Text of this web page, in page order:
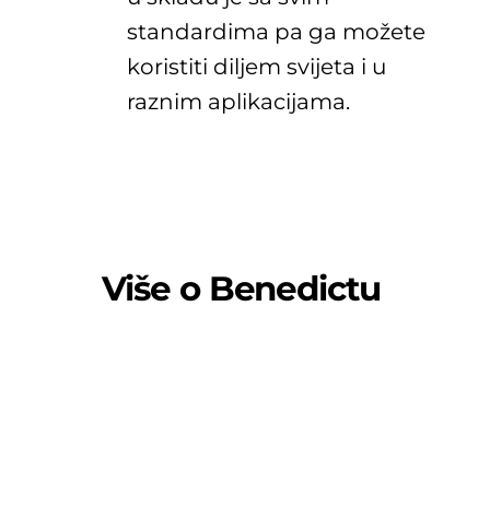
standardima pa ga možete
koristiti diljem svijeta i u
raznim aplikacijama.
Više o Benedictu